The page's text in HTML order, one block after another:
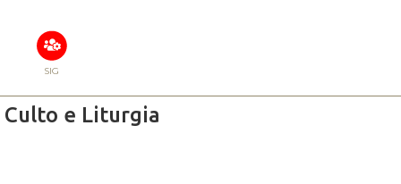
SIG
Culto e Liturgia